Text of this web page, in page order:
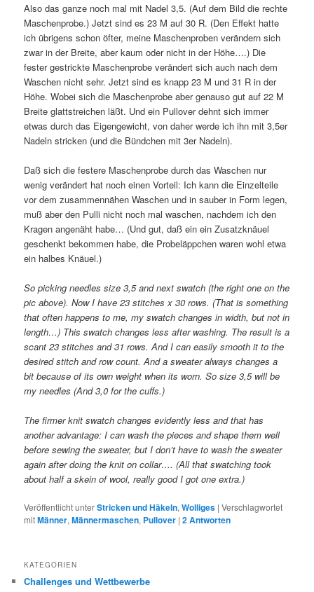
Also das ganze noch mal mit Nadel 3,5. (Auf dem Bild die rechte
Maschenprobe.) Jetzt sind es 23 M auf 30 R. (Den Effekt hatte
ich übrigens schon öfter, meine Maschenproben verändern sich
zwar in der Breite, aber kaum oder nicht in der Höhe….) Die
fester gestrickte Maschenprobe verändert sich auch nach dem
Waschen nicht sehr. Jetzt sind es knapp 23 M und 31 R in der
Höhe. Wobei sich die Maschenprobe aber genauso gut auf 22 M
Breite glattstreichen läßt. Und ein Pullover dehnt sich immer
etwas durch das Eigengewicht, von daher werde ich ihn mit 3,5er
Nadeln stricken (und die Bündchen mit 3er Nadeln).
Daß sich die festere Maschenprobe durch das Waschen nur
wenig verändert hat noch einen Vorteil: Ich kann die Einzelteile
vor dem zusammennähen Waschen und in sauber in Form legen,
muß aber den Pulli nicht noch mal waschen, nachdem ich den
Kragen angenäht habe… (Und gut, daß ein ein Zusatzknäuel
geschenkt bekommen habe, die Probeläppchen waren wohl etwa
ein halbes Knäuel.)
So picking needles size 3,5 and next swatch (the right one on the
pic above). Now I have 23 stitches x 30 rows. (That is something
that often happens to me, my swatch changes in width, but not in
length…) This swatch changes less after washing. The result is a
scant 23 stitches and 31 rows. And I can easily smooth it to the
desired stitch and row count. And a sweater always changes a
bit because of its own weight when its worn. So size 3,5 will be
my needles (And 3,0 for the cuffs.)
The firmer knit swatch changes evidently less and that has
another advantage: I can wash the pieces and shape them well
before sewing the sweater, but I don’t have to wash the sweater
again after doing the knit on collar…. (All that swatching took
about half a skein of wool, really good I got one extra.)
Veröffentlicht unterStricken und Häkeln,Wolliges |Verschlagwortet
mitMänner,Männermaschen, Pullover |2Antworten
KATEGORIEN
Challenges und Wettbewerbe